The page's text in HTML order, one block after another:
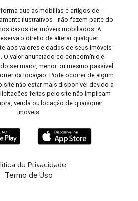
que as mobílias e artigos de
ilustrativos - não fazem parte do
casos de imóveis mobiliados. A
o direito de alterar qualquer
aos valores e dados de seus imóveis
O valor anunciado do condomínio é
ser maior, menor ou mesmo passível
da locação. Pode ocorrer de algum
site não estar mais disponível devido à
feitas pelo site não implicam
venda ou locação de quaisquer
imóveis.
de Privacidade
Termo de Uso